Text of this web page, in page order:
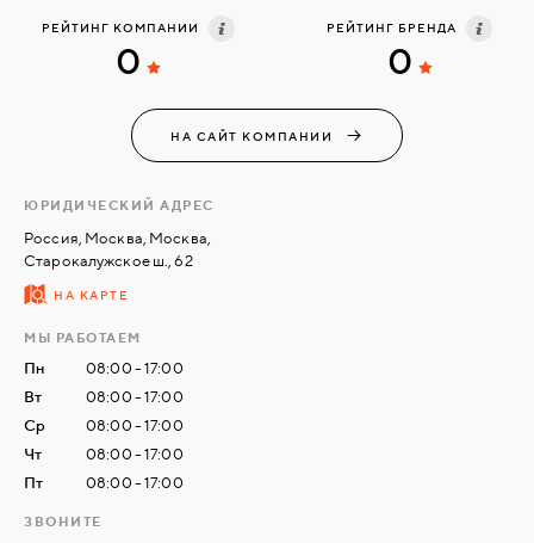
СВЯЗАТЬСЯ
МОСКВА
РЕЙТИНГ КОМПАНИИ
0
РЕЙТИНГ БРЕНДА
0
НА САЙТ КОМПАНИИ
ЮРИДИЧЕСКИЙ АДРЕС
Россия, Москва, Москва,
Старокалужское ш., 62
НА КАРТЕ
МЫ РАБОТАЕМ
Пн
08:00 - 17:00
Вт
08:00 - 17:00
Ср
08:00 - 17:00
Чт
08:00 - 17:00
Пт
08:00 - 17:00
ЗВОНИТЕ